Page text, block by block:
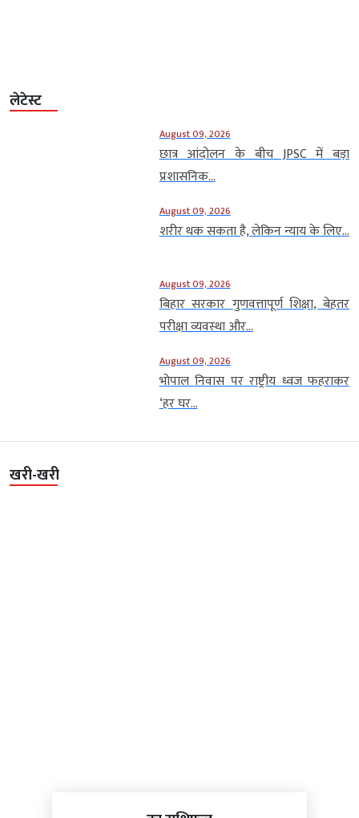
लेटेस्ट
August 09, 2026
छात्र आंदोलन के बीच JPSC में बड़ा
प्रशासनिक...
August 09, 2026
शरीर थक सकता है, लेकिन न्याय के लिए...
August 09, 2026
बिहार सरकार गुणवत्तापूर्ण शिक्षा, बेहतर
परीक्षा व्यवस्था और...
August 09, 2026
भोपाल निवास पर राष्ट्रीय ध्वज फहराकर
‘हर घर...
खरी-खरी